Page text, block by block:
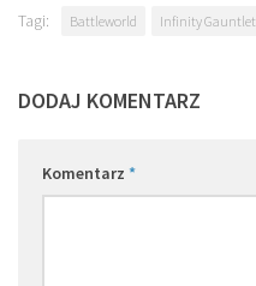
Tagi: Battleworld Infinity Gauntlet
DODAJ KOMENTARZ
Komentarz *